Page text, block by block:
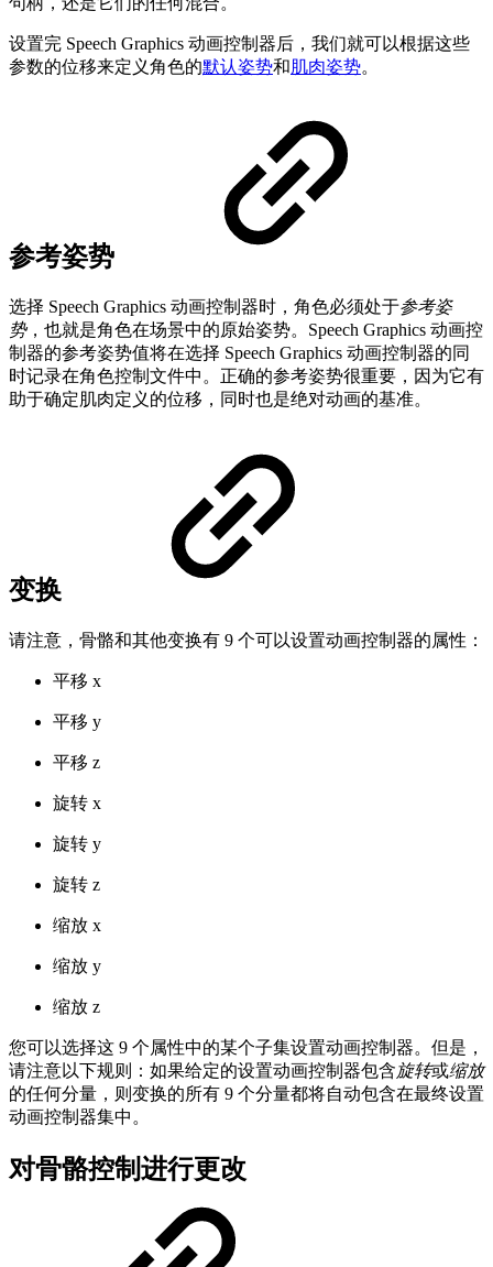
设置完 Speech Graphics 动画控制器后，我们就可以根据这些
参数的位移来定义角色的默认姿势和肌肉姿势。
参考姿势
选择 Speech Graphics 动画控制器时，角色必须处于参考姿
势，也就是角色在场景中的原始姿势。Speech Graphics 动画控
制器的参考姿势值将在选择 Speech Graphics 动画控制器的同
时记录在角色控制文件中。正确的参考姿势很重要，因为它有
助于确定肌肉定义的位移，同时也是绝对动画的基准。
变换
请注意，骨骼和其他变换有 9 个可以设置动画控制器的属性：
平移 x
平移 y
平移 z
旋转 x
旋转 y
旋转 z
缩放 x
缩放 y
缩放 z
您可以选择这 9 个属性中的某个子集设置动画控制器。但是，
请注意以下规则：如果给定的设置动画控制器包含旋转或缩放
的任何分量，则变换的所有 9 个分量都将自动包含在最终设置
动画控制器集中。
对骨骼控制进行更改